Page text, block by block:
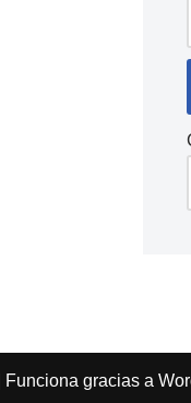
| Funciona gracias a